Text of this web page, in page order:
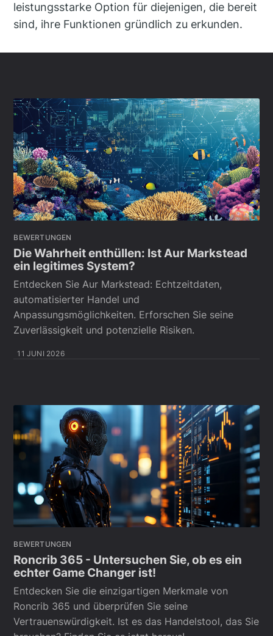
leistungsstarke Option für diejenigen, die bereit
sind, ihre Funktionen gründlich zu erkunden.
BEWERTUNGEN
Die Wahrheit enthüllen: Ist Aur Markstead
ein legitimes System?
Entdecken Sie Aur Markstead: Echtzeitdaten,
automatisierter Handel und
Anpassungsmöglichkeiten. Erforschen Sie seine
Zuverlässigkeit und potenzielle Risiken.
11 JUNI 2026
BEWERTUNGEN
Roncrib 365 - Untersuchen Sie, ob es ein
echter Game Changer ist!
Entdecken Sie die einzigartigen Merkmale von
Roncrib 365 und überprüfen Sie seine
Vertrauenswürdigkeit. Ist es das Handelstool, das Sie